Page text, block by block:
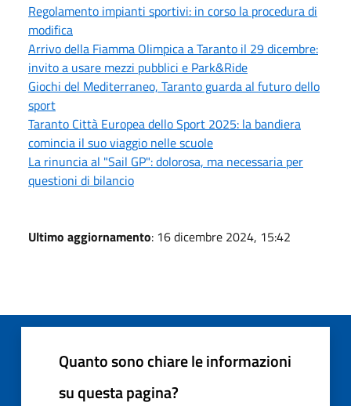
Regolamento impianti sportivi: in corso la procedura di
modifica
Arrivo della Fiamma Olimpica a Taranto il 29 dicembre:
invito a usare mezzi pubblici e Park&Ride
Giochi del Mediterraneo, Taranto guarda al futuro dello
sport
Taranto Città Europea dello Sport 2025: la bandiera
comincia il suo viaggio nelle scuole
La rinuncia al "Sail GP": dolorosa, ma necessaria per
questioni di bilancio
Ultimo aggiornamento: 16 dicembre 2024, 15:42
Quanto sono chiare le informazioni
su questa pagina?